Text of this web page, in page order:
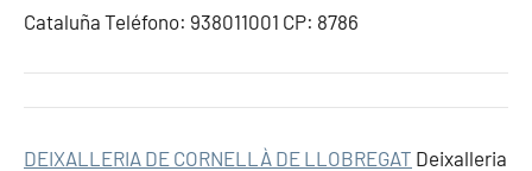
Cataluña Teléfono: 938011001 CP: 8786
DEIXALLERIA DE CORNELLÀ DE LLOBREGAT Deixalleria